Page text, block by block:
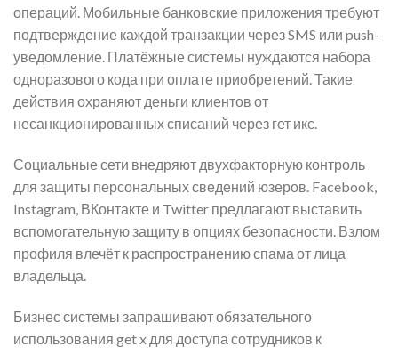
операций. Мобильные банковские приложения требуют
подтверждение каждой транзакции через SMS или push-
уведомление. Платёжные системы нуждаются набора
одноразового кода при оплате приобретений. Такие
действия охраняют деньги клиентов от
несанкционированных списаний через гет икс.
Социальные сети внедряют двухфакторную контроль
для защиты персональных сведений юзеров. Facebook,
Instagram, ВКонтакте и Twitter предлагают выставить
вспомогательную защиту в опциях безопасности. Взлом
профиля влечёт к распространению спама от лица
владельца.
Бизнес системы запрашивают обязательного
использования get x для доступа сотрудников к